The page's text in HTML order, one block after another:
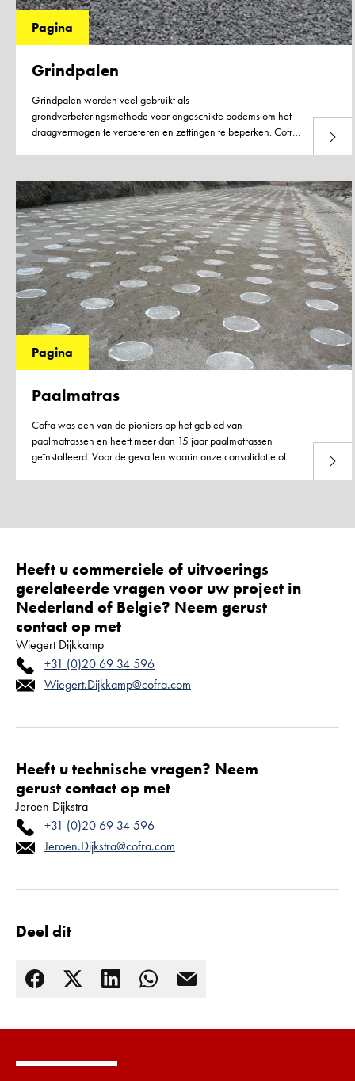
Pagina
Grindpalen
Grindpalen worden veel gebruikt als
grondverbeteringsmethode voor ongeschikte bodems om het
draagvermogen te verbeteren en zettingen te beperken. Cofra
Vraag ons naar de mogelijkheden om grindkolommen toe te
passen voor uw project.
Lees
Pagina
Paalmatras
Cofra was een van de pioniers op het gebied van
paalmatrassen en heeft meer dan 15 jaar paalmatrassen
geïnstalleerd. Voor de gevallen waarin onze consolidatie of
elke paal een vooraf bepaald draagvermogen heeft. Dit
betekent ook dat rekening kan worden gehouden met lokale
variaties in de bodem door automatische aanpassing van de
inbrengdiepte. Neem contact op met onze specialisten
Lees
Heeft u commerciele of uitvoerings
gerelateerde vragen voor uw project in
Nederland of Belgie? Neem gerust
contact op met
Wiegert Dijkkamp
+31 (0)20 69 34 596
Wiegert.Dijkkamp@cofra.com
Heeft u technische vragen? Neem
gerust contact op met
Jeroen Dijkstra
+31 (0)20 69 34 596
Jeroen.Dijkstra@cofra.com
Deel dit